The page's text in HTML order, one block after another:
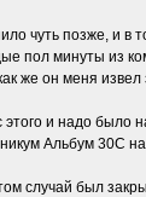
чуть позже, и в
пол минуты из
же он меня
этого и надо было
Альбум 30С на
случай был